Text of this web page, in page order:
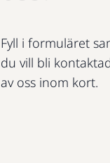
Fyll i formuläret
du vill bli
av oss inom kort.